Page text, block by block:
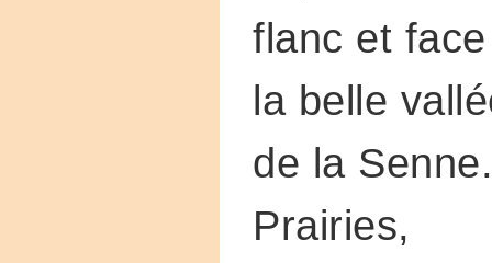
flanc et
la belle
de la Senne.
Prairies,